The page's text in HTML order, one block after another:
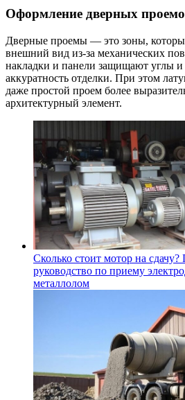
Оформление дверных
Дверные проемы — это зоны,
внешний вид из-за механических
накладки и панели защищают углы и
аккуратность отделки. При этом
даже простой проем более
архитектурный элемент.
Сколько стоит мотор на сдачу?
руководство по приему
металлолом